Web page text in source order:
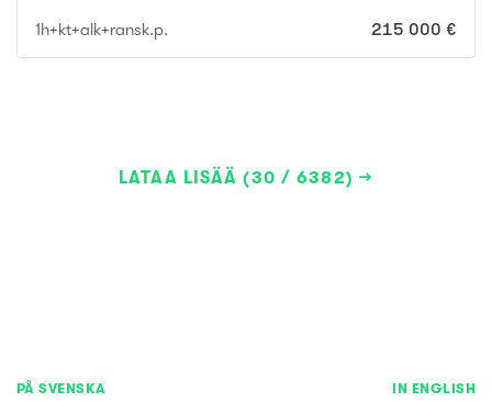
1h+kt+alk+ransk.p. 215 000 €
LATAA LISÄÄ (30 / 6382)
PÅ SVENSKA IN ENGLISH